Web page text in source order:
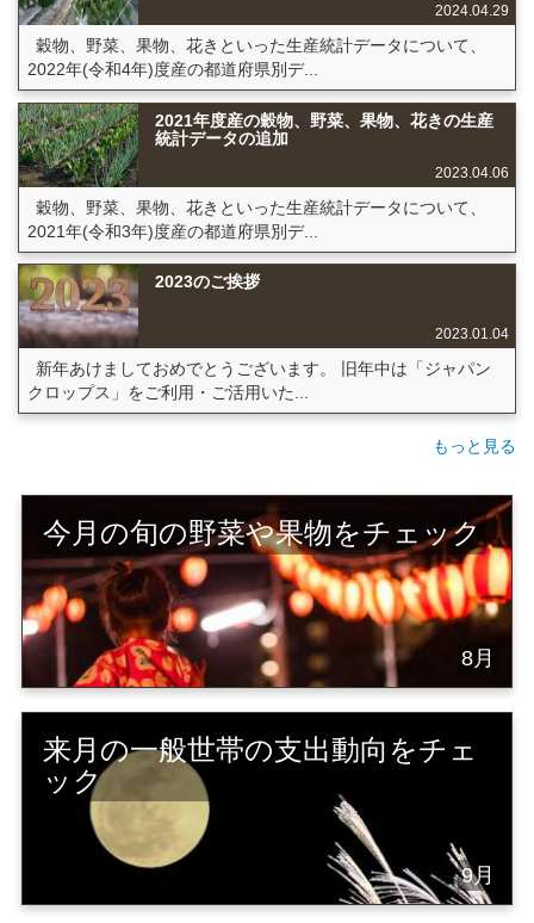
2024.04.29
穀物、野菜、果物、花きといった生産統計データについて、
2022年(令和4年)度産の都道府県別デ...
2021年度産の穀物、野菜、果物、花きの生産
統計データの追加
2023.04.06
穀物、野菜、果物、花きといった生産統計データについて、
2021年(令和3年)度産の都道府県別デ...
2023のご挨拶
2023.01.04
新年あけましておめでとうございます。 旧年中は「ジャパン
クロップス」をご利用・ご活用いた...
もっと見る
今月の旬の野菜や果物をチェック
8月
来月の一般世帯の支出動向をチェ
ック
9月